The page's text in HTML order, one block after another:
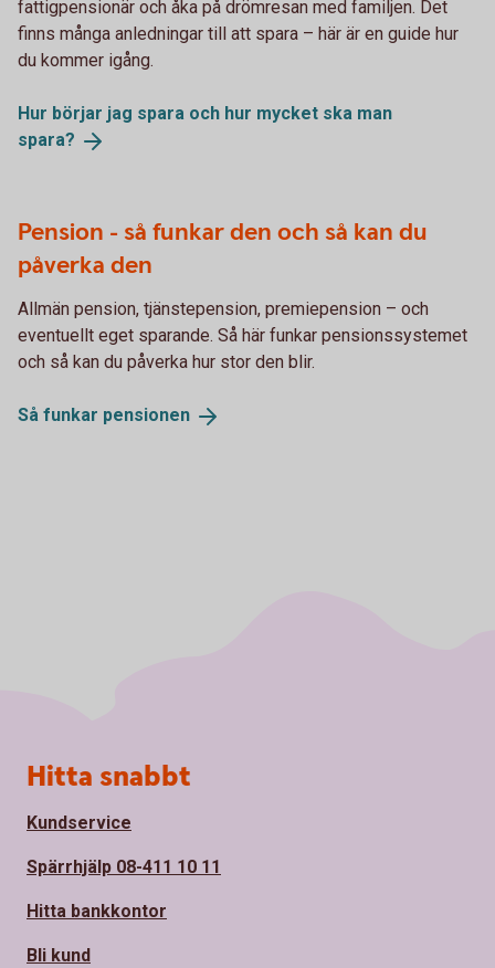
fattigpensionär och åka på drömresan med familjen. Det
finns många anledningar till att spara – här är en guide hur
du kommer igång.
Hur börjar jag spara och hur mycket ska man
spara?
Pension - så funkar den och så kan du
påverka den
Allmän pension, tjänstepension, premiepension – och
eventuellt eget sparande. Så här funkar pensionssystemet
och så kan du påverka hur stor den blir.
Så funkar pensionen
Sidfot
Hitta snabbt
Kundservice
Spärrhjälp 08-411 10 11
Hitta bankkontor
Bli kund